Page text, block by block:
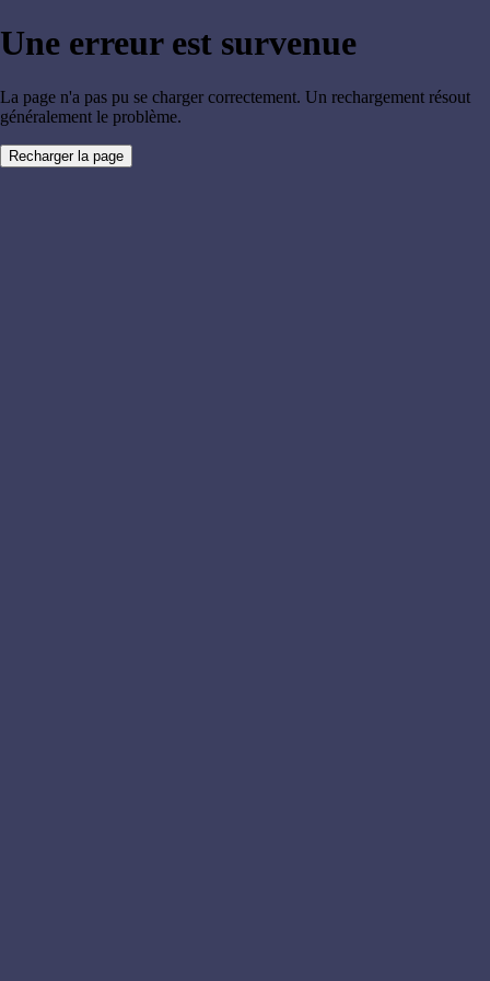
Une erreur est survenue
La page n'a pas pu se charger correctement. Un rechargement résout
généralement le problème.
Recharger la page